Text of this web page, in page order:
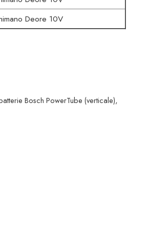
Deore 10V
Bosch PowerTube (verticale),